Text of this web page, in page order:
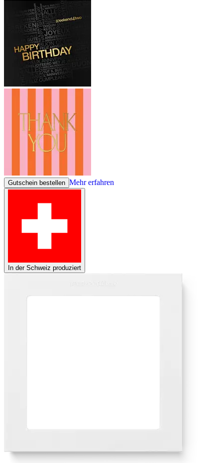
Gutschein bestellen Mehr erfahren
In der Schweiz produziert